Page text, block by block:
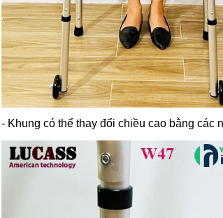
- Khung có thể thay đổi chiều cao bằng